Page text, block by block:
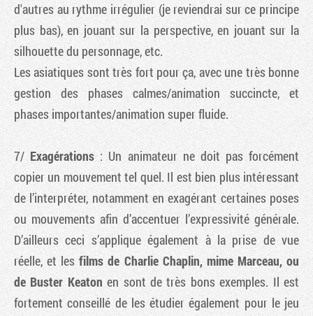
d'autres au rythme irrégulier (je reviendrai sur ce principe
plus bas), en jouant sur la perspective, en jouant sur la
silhouette du personnage, etc.
Les asiatiques sont très fort pour ça, avec une très bonne
gestion des phases calmes/animation succincte, et
phases importantes/animation super fluide.
7/ Exagérations : Un animateur ne doit pas forcément
copier un mouvement tel quel. Il est bien plus intéressant
de l’interpréter, notamment en exagérant certaines poses
ou mouvements afin d’accentuer l’expressivité générale.
D’ailleurs ceci s’applique également à la prise de vue
réelle, et lesfilms de Charlie Chaplin, mime Marceau, ou
de Buster Keaton en sont de très bons exemples. Il est
fortement conseillé de les étudier également pour le jeu